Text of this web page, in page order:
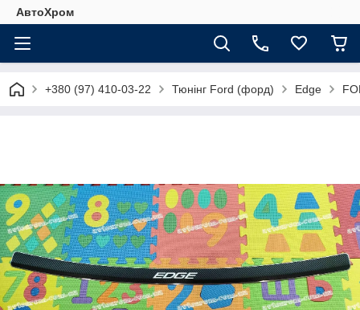
АвтоХром
+380 (97) 410-03-22 Тюнінг Ford (форд) Edge